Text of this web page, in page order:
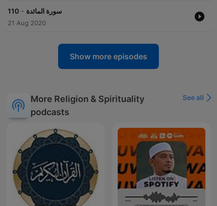
110 - سورة المائدة
21 Aug 2020
Show more episodes
More Religion & Spirituality
podcasts
See all